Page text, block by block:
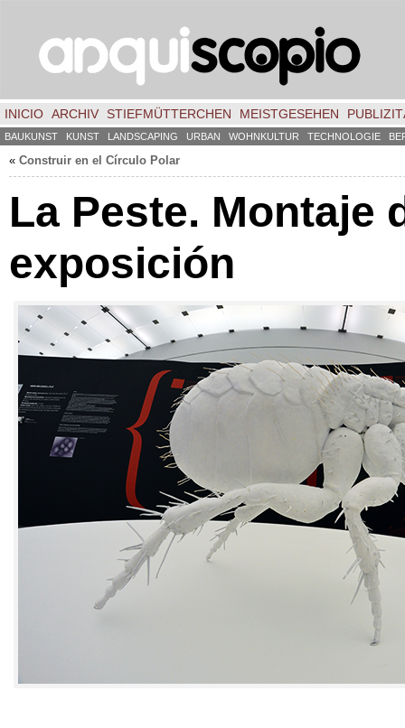
INICIO ARCHIV STIEFMÜTTERCHEN MEISTGESEHEN
BAUKUNST KUNST LANDSCAPING URBAN WOHNKULTUR TECHNOLOGIE
« Construir en el Círculo Polar
La Peste. Montaje
exposición